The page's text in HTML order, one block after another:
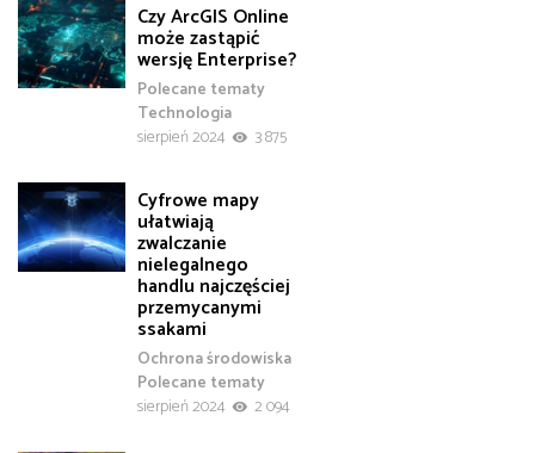
Czy ArcGIS Online
może zastąpić
wersję Enterprise?
Polecane tematy
Technologia
sierpień 2024
3 875
Cyfrowe mapy
ułatwiają
zwalczanie
nielegalnego
handlu najczęściej
przemycanymi
ssakami
Ochrona środowiska
Polecane tematy
sierpień 2024
2 094